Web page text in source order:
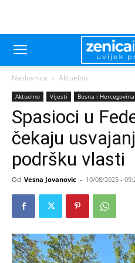
Naslovnica Aktuelno
Aktuelno Vijesti Bosna i Hercegovina
Spasioci u
čekaju
podršku vlasti
Od Vesna Jovanovic - 10/08/2025 -